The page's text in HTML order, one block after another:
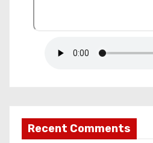
Recent Comments